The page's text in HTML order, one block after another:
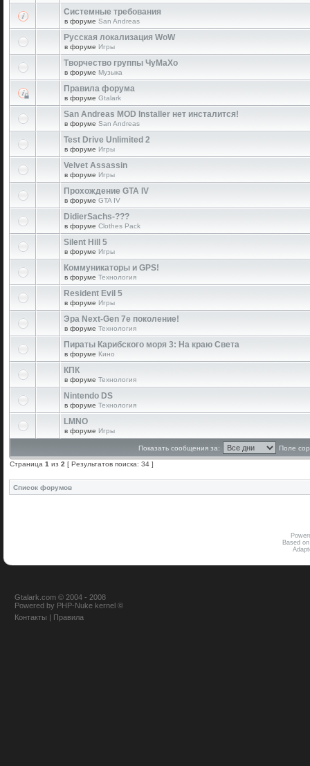
Системные требования
в форуме San Andreas
Русская локализация WoW
в форуме Игры
Творчество группы ЧуМаХо
в форуме Музыка
Правила форума
в форуме Gtalark
San Andreas MOD Installer нет инсталится!
в форуме San Andreas
Test Drive Unlimited 2
в форуме Игры
Velvet Assassin
в форуме Игры
Прохождение GTA IV
в форуме GTA IV
DidierSachs-???
в форуме Clothes Pack
Silent Hill 5
в форуме Игры
Коммуникаторы и GPS!
в форуме Технология
Resident Evil 5
в форуме Игры
Эра Next-Gen 7е поколение!
в форуме Технология
Пираты Карибского моря 3: На краю Света
в форуме Кино
КПК
в форуме Технология
Nintendo DS
в форуме Технология
LMNO
в форуме Игры
Показать сообщения за: Поле
Страница 1 из 2 [ Результатов поиска: 34 ]
Список форумов
Based
Gtalark.com © 2004 - 2008
Powered by PHP-Nuke kernel ©
Контакты | Правила